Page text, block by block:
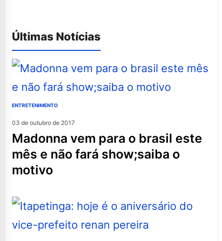
Últimas Notícias
ENTRETENIMENTO
03 de outubro de 2017
madonna vem para o brasil este
mês e não fará show;saiba o
motivo